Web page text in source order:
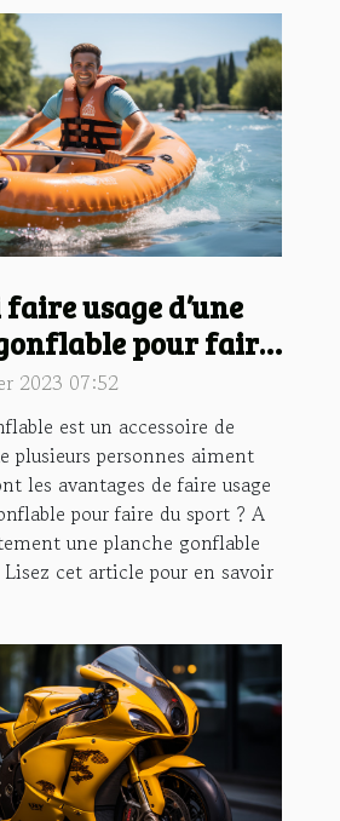
usage d’une
pour faire
2023 07:52
est un accessoire de
plusieurs personnes aiment
les avantages de faire usage
pour faire du sport ? A
une planche gonflable
cet article pour en savoir